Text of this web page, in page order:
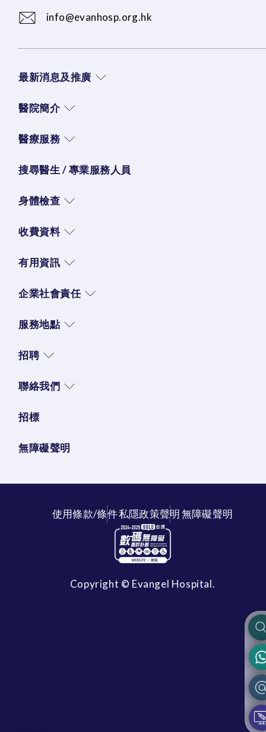
info@evanhosp.org.hk
最新消息及推廣
醫院簡介
醫療服務
搜尋醫生 / 專業服務人員
身體檢查
收費資料
有用資訊
企業社會責任
服務地點
招聘
聯絡我們
招標
無障礙聲明
使用條款/條件私隱政策聲明無障礙聲明
Copyright © Evangel Hospital.